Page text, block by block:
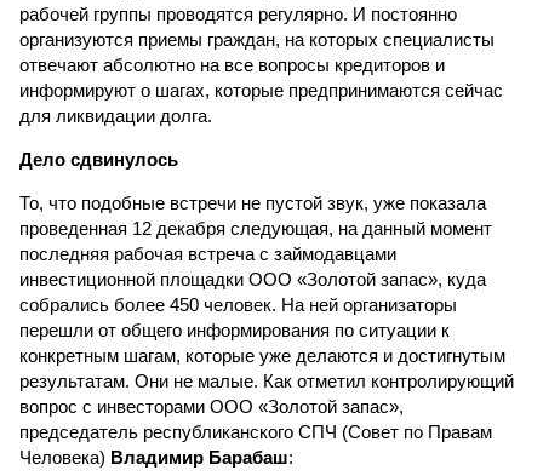
рабочей группы проводятся регулярно. И постоянно
организуются приемы граждан, на которых специалисты
отвечают абсолютно на все вопросы кредиторов и
информируют о шагах, которые предпринимаются сейчас
для ликвидации долга.
Дело сдвинулось
То, что подобные встречи не пустой звук, уже показала
проведенная 12 декабря следующая, на данный момент
последняя рабочая встреча с займодавцами
инвестиционной площадки ООО «Золотой запас», куда
собрались более 450 человек. На ней организаторы
перешли от общего информирования по ситуации к
конкретным шагам, которые уже делаются и достигнутым
результатам. Они не малые. Как отметил контролирующий
вопрос с инвесторами ООО «Золотой запас»,
председатель республиканского СПЧ (Совет по Правам
Человека) Владимир Барабаш: